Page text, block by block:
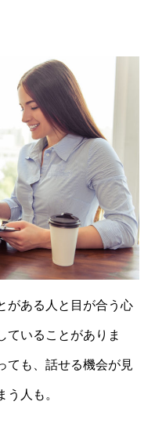
がある人と目が合う心
ていることがありま
ても、話せる機会が見
人も。